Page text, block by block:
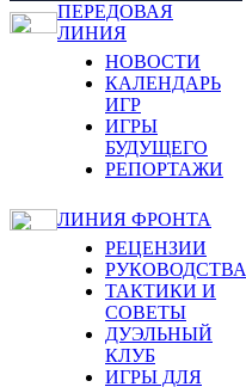
ПЕРЕДОВАЯ
ЛИНИЯ
НОВОСТИ
КАЛЕНДАРЬ
ИГР
ИГРЫ
БУДУЩЕГО
РЕПОРТАЖИ
ЛИНИЯ ФРОНТА
РЕЦЕНЗИИ
РУКОВОДСТВА
ТАКТИКИ И
СОВЕТЫ
ДУЭЛЬНЫЙ
КЛУБ
ИГРЫ ДЛЯ